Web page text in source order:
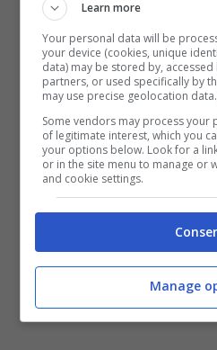
Learn more
Your personal data will be
your device (cookies, unique
data) may be stored by,
partners, or used specifically by
may use precise geolocation data.
Some vendors may process your
of legitimate interest, which you
your options below. Look for a
or in the site menu to manage or
and cookie settings.
Manage